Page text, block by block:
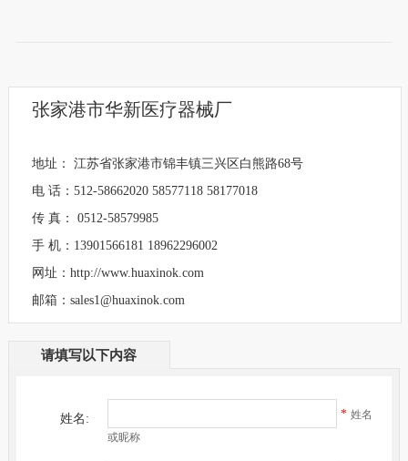
张家港市华新医疗器械厂
地址： 江苏省张家港市锦丰镇三兴区白熊路68号
电 话：512-58662020 58577118 58177018
传 真： 0512-58579985
手 机：13901566181 18962296002
网址：http://www.huaxinok.com
邮箱：sales1@huaxinok.com
请填写以下内容
姓名: * 姓名
或昵称